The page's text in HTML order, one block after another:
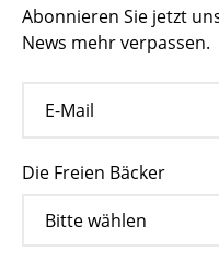
Abonnieren Sie jetzt
News mehr verpassen.
Die Freien Bäcker